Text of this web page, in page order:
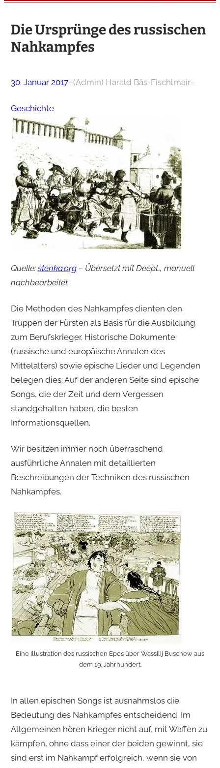
Die Ursprünge des russischen
Nahkampfes
30. Januar 2017–(Admin) Harald Bäs-Fischlmair–
Geschichte
Quelle:stenka.org– Übersetzt mit DeepL, manuell
nachbearbeitet
Die Methoden des Nahkampfes dienten den
Truppen der Fürsten als Basis für die Ausbildung
zum Berufskrieger. Historische Dokumente
(russische und europäische Annalen des
Mittelalters) sowie epische Lieder und Legenden
belegen dies. Auf der anderen Seite sind epische
Songs, die der Zeit und dem Vergessen
standgehalten haben, die besten
Informationsquellen.
Wir besitzen immer noch überraschend
ausführliche Annalen mit detaillierten
Beschreibungen der Techniken des russischen
Nahkampfes.
Eine Illustration des russischen Epos über Wassilij Buschew aus
dem 19. Jahrhundert.
In allen epischen Songs ist ausnahmslos die
Bedeutung des Nahkampfes entscheidend. Im
Allgemeinen hören Krieger nicht auf, mit Waffen zu
kämpfen, ohne dass einer der beiden gewinnt, sie
sind erst im Nahkampf erfolgreich, wenn sie von